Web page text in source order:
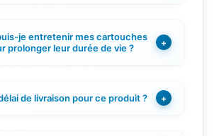
je entretenir mes cartouches
prolonger leur durée de vie ?
+
de livraison pour ce produit ? +